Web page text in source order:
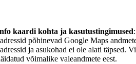
kaardi kohta ja kasutustingimused
põhinevad Google Maps
ja asukohad ei ole alati täpsed.
võimalike valeandmete eest.